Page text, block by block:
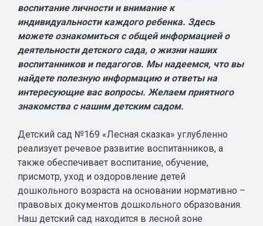
воспитание личности и внимание к
индивидуальности каждого ребенка. Здесь
можете ознакомиться с общей информацией о
деятельности детского сада, о жизни наших
воспитанников и педагогов. Мы надеемся, что вы
найдете полезную информацию и ответы на
интересующие вас вопросы. Желаем приятного
знакомства с нашим детским садом.
Детский сад №169 «Лесная сказка» углубленно
реализует речевое развитие воспитанников, а
также обеспечивает воспитание, обучение,
присмотр, уход и оздоровление детей
дошкольного возраста на основании нормативно –
правовых документов дошкольного образования.
Наш детский сад находится в лесной зоне